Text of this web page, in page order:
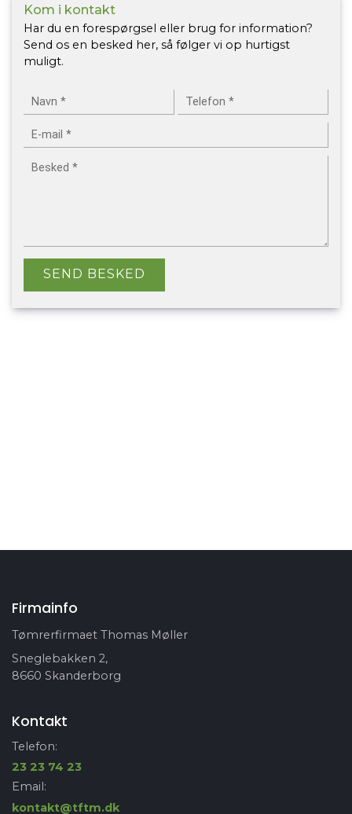
Kom i kontakt
Har du en forespørgsel eller brug for information?
Send os en besked her, så følger vi op hurtigst
muligt.
Firmainfo
Tømrerfirmaet Thomas Møller
Sneglebakken 2,
8660 Skanderborg
Kontakt
Telefon:
23 23 74 23
Email:
kontakt@tftm.dk